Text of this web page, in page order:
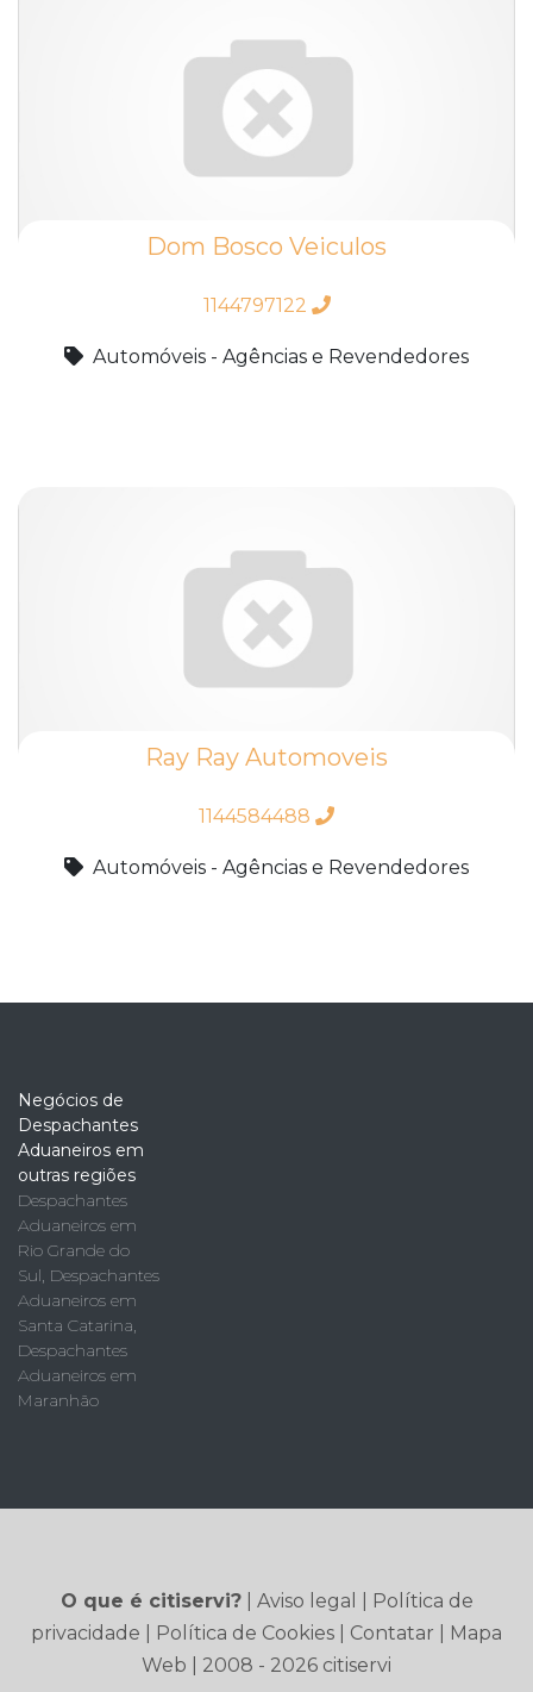
Dom Bosco Veiculos
1144797122
Automóveis - Agências e Revendedores
Ray Ray Automoveis
1144584488
Automóveis - Agências e Revendedores
Negócios de
Despachantes
Aduaneiros em
outras regiões
Despachantes
Aduaneiros em
Rio Grande do
Sul, Despachantes
Aduaneiros em
Santa Catarina,
Despachantes
Aduaneiros em
Maranhão
O que é citiservi?| Aviso legal
Política de
privacidade
Política de Cookies Contatar
Mapa
Web | 2008 - 2026 citiservi